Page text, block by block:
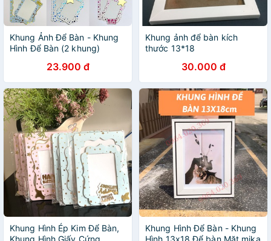
Khung Ảnh Để Bàn - Khung
Hình Để Bàn (2 khung)
23.900 đ
Khung ảnh để bàn kích
thước 13*18
30.000 đ
Khung Hình Ép Kim Để Bàn,
Khung Hình Giấy Cứng,
Khung Hình Để Bàn - Khung
Hình 13x18 Để bàn Mặt mika